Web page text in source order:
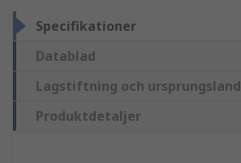
Specifikationer
Datablad
Lagstiftning och ursprungsland
Produktdetaljer